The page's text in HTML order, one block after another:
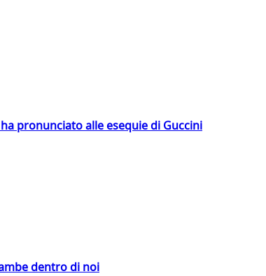
pronunciato alle esequie di Guccini
dentro di noi